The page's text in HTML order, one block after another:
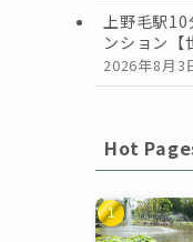
上野毛駅
ンション【
2026年8月3
Hot